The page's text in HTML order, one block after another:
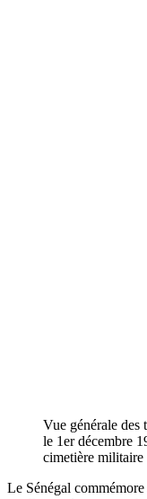
Vue générale des
le 1er décembre
cimetière
Le Sénégal